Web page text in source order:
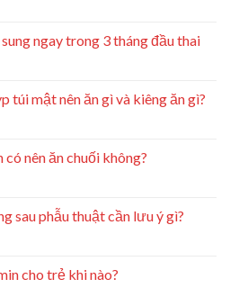
ngay trong 3 tháng đầu thai
túi mật nên ăn gì và kiêng ăn gì?
nên ăn chuối không?
sau phẫu thuật cần lưu ý gì?
cho trẻ khi nào?